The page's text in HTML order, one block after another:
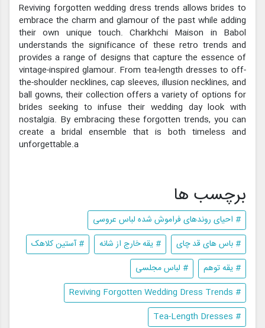
Reviving forgotten wedding dress trends allows brides to
embrace the charm and glamour of the past while adding
their own unique touch. Charkhchi Maison in Babol
understands the significance of these retro trends and
provides a range of designs that capture the essence of
vintage-inspired glamour. From tea-length dresses to off-
the-shoulder necklines, cap sleeves, illusion necklines, and
ball gowns, their collection offers a variety of options for
brides seeking to infuse their wedding day look with
nostalgia. By embracing these forgotten trends, you can
create a bridal ensemble that is both timeless and
unforgettable.a
برچسب ها
# احیای روندهای فراموش شده لباس عروسی
# باس های قد چای
# یقه خارج از شانه
# آستین کلاهک
# یقه توهم
# لباس مجلسی
# Reviving Forgotten Wedding Dress Trends
# Tea-Length Dresses